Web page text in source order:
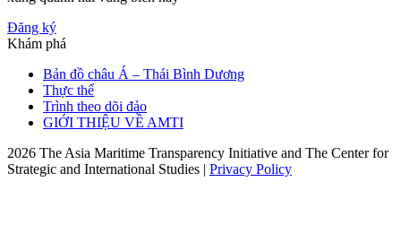
Đăng ký
Khám phá
Bản đồ châu Á – Thái Bình Dương
Thực thể
Trình theo dõi đảo
GIỚI THIỆU VỀ AMTI
2026 The Asia Maritime Transparency Initiative and The Center for
Strategic and International Studies | Privacy Policy